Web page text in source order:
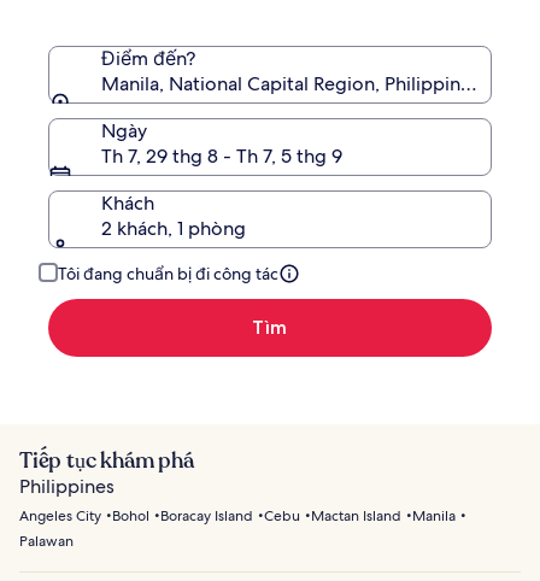
Điểm đến?
Manila, National Capital Region, Philippines
Ngày
Th 7, 29 thg 8 - Th 7, 5 thg 9
Khách
2 khách, 1 phòng
Tôi đang chuẩn bị đi công tác
Tìm
Tiếp tục khám phá
Philippines
Angeles City Bohol Boracay Island Cebu Mactan Island
Manila
Palawan